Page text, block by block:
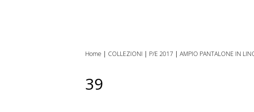
Home | COLLEZIONI | P/E 2017 | AMPIO PANTALONE IN
39